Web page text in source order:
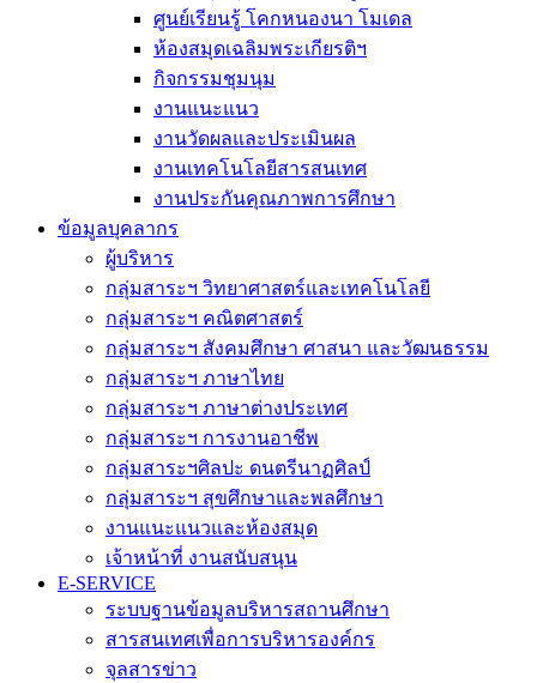
ศูนย์เรียนรู้ โคกหนองนา โมเดล
ห้องสมุดเฉลิมพระเกียรติฯ
กิจกรรมชุมนุม
งานแนะแนว
งานวัดผลและประเมินผล
งานเทคโนโลยีสารสนเทศ
งานประกันคุณภาพการศึกษา
ข้อมูลบุคลากร
ผู้บริหาร
กลุ่มสาระฯ วิทยาศาสตร์และเทคโนโลยี
กลุ่มสาระฯ คณิตศาสตร์
กลุ่มสาระฯ สังคมศึกษา ศาสนา และวัฒนธรรม
กลุ่มสาระฯ ภาษาไทย
กลุ่มสาระฯ ภาษาต่างประเทศ
กลุ่มสาระฯ การงานอาชีพ
กลุ่มสาระฯศิลปะ ดนตรีนาฏศิลป์
กลุ่มสาระฯ สุขศึกษาและพลศึกษา
งานแนะแนวและห้องสมุด
เจ้าหน้าที่ งานสนับสนุน
E-SERVICE
ระบบฐานข้อมูลบริหารสถานศึกษา
สารสนเทศเพื่อการบริหารองค์กร
จุลสารข่าว